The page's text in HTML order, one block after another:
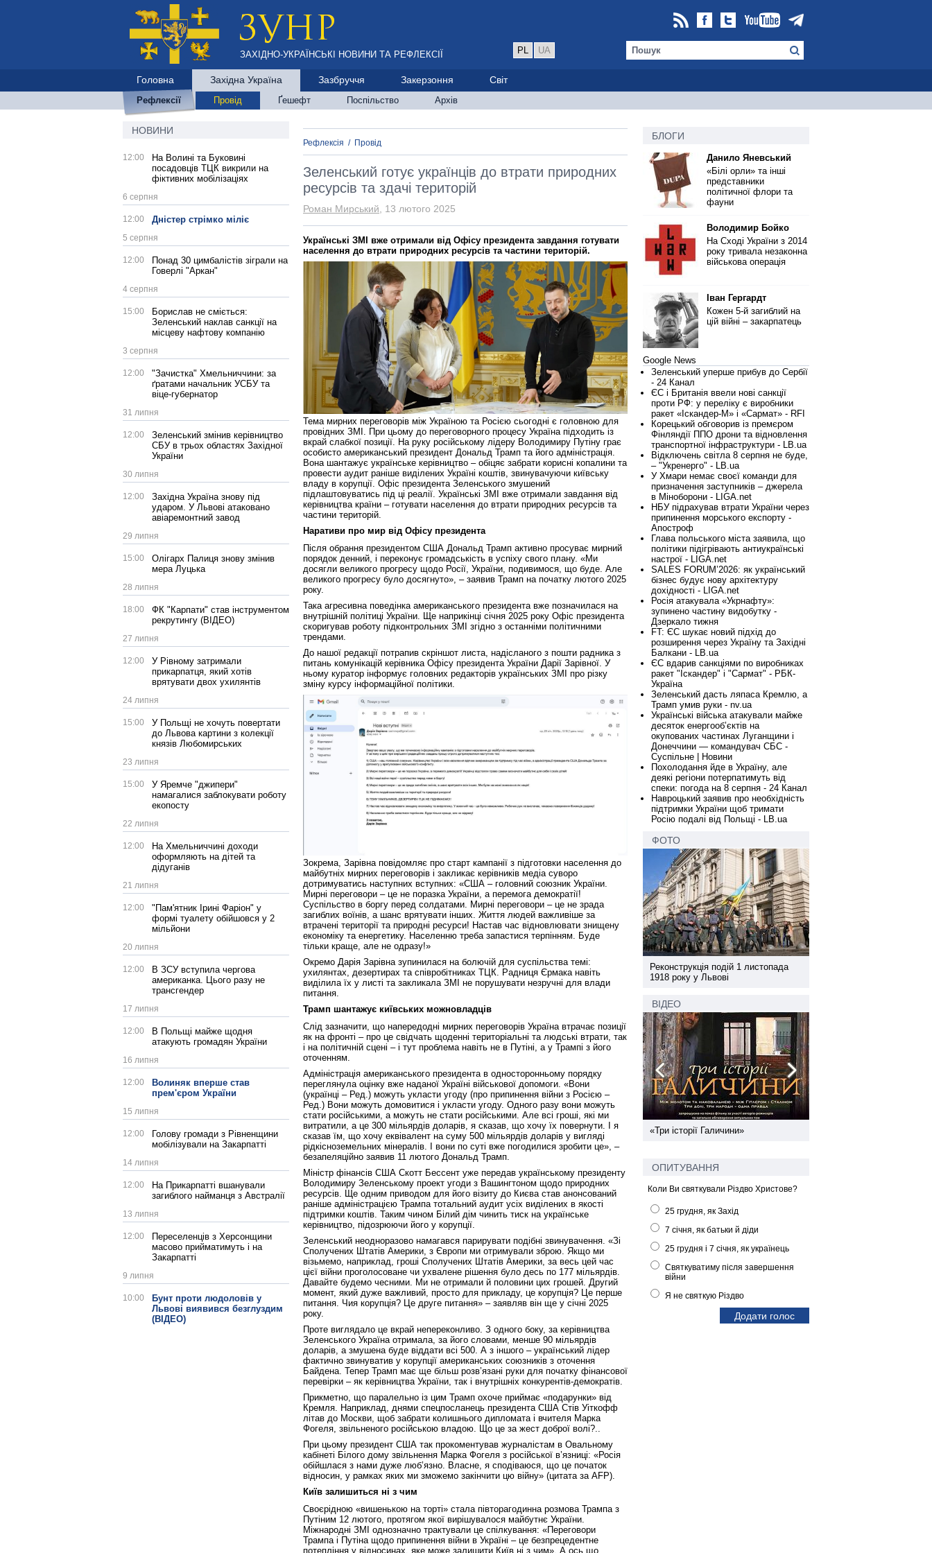
ЗАХІДНО-УКРАЇНСЬКІ НОВИНИ ТА РЕФЛЕКСІЇ PL UA
Головна Західна Україна Зазбруччя Закерзоння Світ
Рефлексії Провід Ґешефт Поспільство Архів
НОВИНИ
12:00
На Волині та Буковині
посадовців ТЦК викрили на
фіктивних мобілізаціях
6 серпня
12:00 Дністер стрімко міліє
5 серпня
12:00
Понад 30 цимбалістів зіграли на
Говерлі "Аркан"
4 серпня
15:00
Борислав не сміється:
Зеленський наклав санкції на
місцеву нафтову компанію
3 серпня
12:00
"Зачистка" Хмельниччини: за
ґратами начальник УСБУ та
віце-губернатор
31 липня
12:00
Зеленський змінив керівництво
СБУ в трьох областях Західної
України
30 липня
12:00
Західна Україна знову під
ударом. У Львові атаковано
авіаремонтний завод
29 липня
15:00
Олігарх Палиця знову змінив
мера Луцька
28 липня
18:00
ФК "Карпати" став інструментом
рекрутингу (ВІДЕО)
27 липня
12:00
У Рівному затримали
прикарпатця, який хотів
врятувати двох ухилянтів
24 липня
15:00
У Польщі не хочуть повертати
до Львова картини з колекції
князів Любомирських
23 липня
15:00
У Яремче "джипери"
намагалися заблокувати роботу
екопосту
22 липня
12:00
На Хмельниччині доходи
оформляють на дітей та
дідуганів
21 липня
12:00
"Пам'ятник Ірині Фаріон" у
формі туалету обійшовся у 2
мільйони
20 липня
12:00
В ЗСУ вступила чергова
американка. Цього разу не
трансгендер
17 липня
12:00
В Польщі майже щодня
атакують громадян України
16 липня
12:00
Волиняк вперше став
прем'єром України
15 липня
12:00
Голову громади з Рівненщини
мобілізували на Закарпатті
14 липня
12:00
На Прикарпатті вшанували
загиблого найманця з Австралії
13 липня
12:00
Переселенців з Херсонщини
масово прийматимуть і на
Закарпатті
9 липня
10:00
Бунт проти людоловів у
Львові виявився безглуздим
(ВІДЕО)
Рефлексія / Провід
Зеленський готує українців до втрати природних
ресурсів та здачі територій
Роман Мирський , 13 лютого 2025
Українські ЗМІ вже отримали від Офісу президента завдання готувати
населення до втрати природних ресурсів та частини територій.
Тема мирних переговорів між Україною та Росією сьогодні є головною для
провідних ЗМІ. При цьому до переговорного процесу Україна підходить із
вкрай слабкої позиції. На руку російському лідеру Володимиру Путіну грає
особисто американський президент Дональд Трамп та його адміністрація.
Вона шантажує українське керівництво – обіцяє забрати корисні копалини та
провести аудит раніше виділених Україні коштів, звинувачуючи київську
владу в корупції. Офіс президента Зеленського змушений
підлаштовуватись під ці реалії. Українські ЗМІ вже отримали завдання від
керівництва країни – готувати населення до втрати природних ресурсів та
частини територій.
Наративи про мир від Офісу президента
Після обрання президентом США Дональд Трамп активно просуває мирний
порядок денний, і переконує громадськість в успіху свого плану. «Ми
досягли великого прогресу щодо Росії, України, подивимося, що буде. Але
великого прогресу було досягнуто», – заявив Трамп на початку лютого 2025
року.
Така агресивна поведінка американського президента вже позначилася на
внутрішній політиці України. Ще наприкінці січня 2025 року Офіс президента
скоригував роботу підконтрольних ЗМІ згідно з останніми політичними
трендами.
До нашої редакції потрапив скріншот листа, надісланого з пошти радника з
питань комунікацій керівника Офісу президента України Дарії Зарівної. У
ньому куратор інформує головних редакторів українських ЗМІ про різку
зміну курсу інформаційної політики.
Зокрема, Зарівна повідомляє про старт кампанії з підготовки населення до
майбутніх мирних переговорів і закликає керівників медіа суворо
дотримуватись наступних вступних: «США – головний союзник України.
Мирні переговори – це не поразка України, а перемога демократії!
Суспільство в боргу перед солдатами. Мирні переговори – це не зрада
загиблих воїнів, а шанс врятувати інших. Життя людей важливіше за
втрачені території та природні ресурси! Настав час відновлювати знищену
економіку та енергетику. Населенню треба запастися терпінням. Буде
тільки краще, але не одразу!»
Окремо Дарія Зарівна зупинилася на болючій для суспільства темі:
ухилянтах, дезертирах та співробітниках ТЦК. Радниця Єрмака навіть
виділила їх у листі та закликала ЗМІ не порушувати незручні для влади
питання.
Трамп шантажує київських можновладців
Слід зазначити, що напередодні мирних переговорів Україна втрачає позиції
як на фронті – про це свідчать щоденні територіальні та людські втрати, так
і на політичній сцені – і тут проблема навіть не в Путіні, а у Трампі з його
оточенням.
Адміністрація американського президента в односторонньому порядку
переглянула оцінку вже наданої Україні військової допомоги. «Вони
(українці – Ред.) можуть укласти угоду (про припинення війни з Росією –
Ред.) Вони можуть домовитися і укласти угоду. Одного разу вони можуть
стати російськими, а можуть не стати російськими. Але всі гроші, які ми
витратили, а це 300 мільярдів доларів, я сказав, що хочу їх повернути. І я
сказав їм, що хочу еквівалент на суму 500 мільярдів доларів у вигляді
рідкісноземельних мінералів. І вони по суті вже погодилися зробити це», –
безапеляційно заявив 11 лютого Дональд Трамп.
Міністр фінансів США Скотт Бессент уже передав українському президенту
Володимиру Зеленському проект угоди з Вашингтоном щодо природних
ресурсів. Ще одним приводом для його візиту до Києва став анонсований
раніше адміністрацією Трампа тотальний аудит усіх виділених в якості
підтримки коштів. Таким чином Білий дім чинить тиск на українське
керівництво, підозрюючи його у корупції.
Зеленський неодноразово намагався парирувати подібні звинувачення. «Зі
Сполучених Штатів Америки, з Європи ми отримували зброю. Якщо ми
візьмемо, наприклад, гроші Сполучених Штатів Америки, за весь цей час
цієї війни проголосоване чи ухвалене рішення було десь по 177 мільярдів.
Давайте будемо чесними. Ми не отримали й половини цих грошей. Другий
момент, який дуже важливий, просто для прикладу, це корупція? Це перше
питання. Чия корупція? Це друге питання» – заявляв він ще у січні 2025
року.
Проте виглядало це вкрай непереконливо. З одного боку, за керівництва
Зеленського Україна отримала, за його словами, менше 90 мільярдів
доларів, а змушена буде віддати всі 500. А з іншого – український лідер
фактично звинуватив у корупції американських союзників з оточення
Байдена. Тепер Трамп має ще більш розв’язані руки для початку фінансової
перевірки – як керівництва України, так і внутрішніх конкурентів-демократів.
Прикметно, що паралельно із цим Трамп охоче приймає «подарунки» від
Кремля. Наприклад, днями спецпосланець президента США Стів Уіткофф
літав до Москви, щоб забрати колишнього дипломата і вчителя Марка
Фогеля, звільненого російською владою. Що це за жест доброї волі?..
При цьому президент США так прокоментував журналістам в Овальному
кабінеті Білого дому звільнення Марка Фогеля з російської в’язниці: «Росія
обійшлася з нами дуже люб’язно. Власне, я сподіваюся, що це початок
відносин, у рамках яких ми зможемо закінчити цю війну» (цитата за AFP).
Київ залишиться ні з чим
Своєрідною «вишенькою на торті» стала півторагодинна розмова Трампа з
Путіним 12 лютого, протягом якої вирішувалося майбутнє України.
Міжнародні ЗМІ однозначно трактували це спілкування: «Переговори
Трампа і Путіна щодо припинення війни в Україні – це безпрецедентне
потепління у відносинах, яке може залишити Київ ні з чим». А ось що
БЛОГИ
Данило Яневський
«Білі орли» та інші
представники
політичної флори та
фауни
Володимир Бойко
На Сході України з 2014
року тривала незаконна
військова операція
Іван Гергардт
Кожен 5-й загиблий на
цій війні – закарпатець
Google News
Зеленський уперше прибув до Сербії
- 24 Канал
ЄС і Британія ввели нові санкції
проти РФ: у переліку є виробники
ракет «Іскандер-М» і «Сармат» - RFI
Корецький обговорив із премєром
Фінляндії ППО дрони та відновлення
транспортної інфраструктури - LB.ua
Відключень світла 8 серпня не буде,
– "Укренерго" - LB.ua
У Хмари немає своєї команди для
призначення заступників – джерела
в Міноборони - LIGA.net
НБУ підрахував втрати України через
припинення морського експорту -
Апостроф
Глава польського міста заявила, що
політики підігрівають антиукраїнські
настрої - LIGA.net
SALES FORUM’2026: як український
бізнес будує нову архітектуру
дохідності - LIGA.net
Росія атакувала «Укрнафту»:
зупинено частину видобутку -
Дзеркало тижня
FT: ЄС шукає новий підхід до
розширення через Україну та Західні
Балкани - LB.ua
ЄС вдарив санкціями по виробниках
ракет "Іскандер" і "Сармат" - РБК-
Україна
Зеленський дасть ляпаса Кремлю, а
Трамп умив руки - nv.ua
Українські війська атакували майже
десяток енергооб’єктів на
окупованих частинах Луганщини і
Донеччини — командувач СБС -
Суспільне | Новини
Похолодання йде в Україну, але
деякі регіони потерпатимуть від
спеки: погода на 8 серпня - 24 Канал
Навроцький заявив про необхідність
підтримки України щоб тримати
Росію подалі від Польщі - LB.ua
ФОТО
Реконструкція подій 1 листопада
1918 року у Львові
Реконструкція подій 1 листопада
1918 року у Львові
ВІДЕО
Спільний інформпростір Західної
України
«Три історії Галичини»
ОПИТУВАННЯ
Коли Ви святкували Різдво Христове?
25 грудня, як Захід
7 січня, як батьки й діди
25 грудня і 7 січня, як українець
Святкуватиму після завершення
війни
Я не святкую Різдво